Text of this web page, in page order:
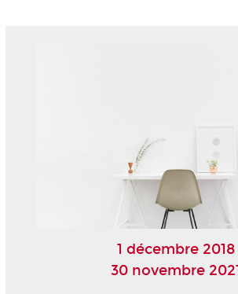
1 décembre 2018
30 novembre